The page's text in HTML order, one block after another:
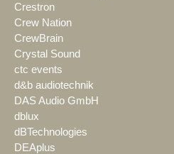
Crestron
Crew Nation
CrewBrain
Crystal Sound
ctc events
d&b audiotechnik
DAS Audio GmbH
dblux
dBTechnologies
DEAplus